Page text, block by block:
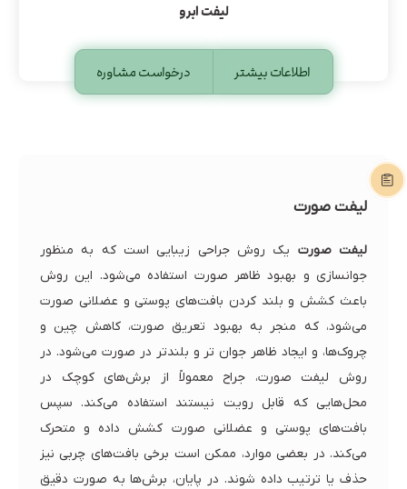
لیفت ابرو
اطلاعات بیشتر درخواست مشاوره
لیفت صورت
لیفت صورت یک روش جراحی زیبایی است که به منظور
جوانسازی و بهبود ظاهر صورت استفاده می‌شود. این روش
باعث کشش و بلند کردن بافت‌های پوستی و عضلانی صورت
می‌شود، که منجر به بهبود تعریق صورت، کاهش چین و
چروک‌ها، و ایجاد ظاهر جوان تر و بلندتر در صورت می‌شود. در
روش لیفت صورت، جراح معمولاً از برش‌های کوچک در
محل‌هایی که قابل رویت نیستند استفاده می‌کند. سپس
بافت‌های پوستی و عضلانی صورت کشش داده و متحرک
می‌کند. در بعضی موارد، ممکن است برخی بافت‌های چربی نیز
حذف یا ترتیب داده شوند. در پایان، برش‌ها به صورت دقیق